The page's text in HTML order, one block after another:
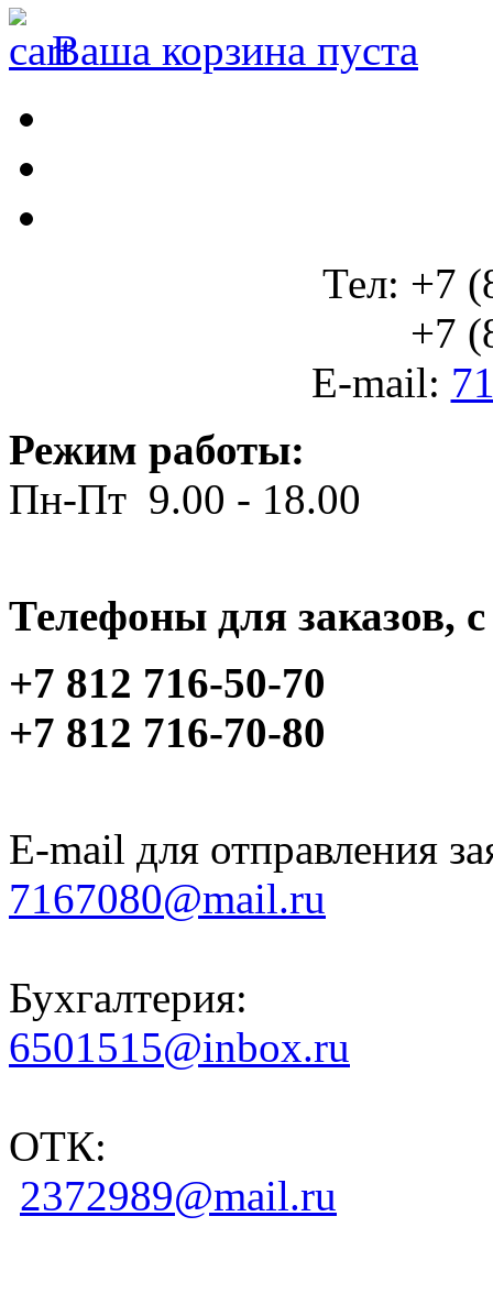
Ваша корзина пуста
Тел: +7
+7
E-mail:
Режим работы:
Пн-Пт 9.00 - 18.00
Телефоны для заказов,
+7 812 716-50-70
+7 812 716-70-80
E-mail для отправления
7167080@mail.ru
Бухгалтерия:
6501515@inbox.ru
ОТК:
2372989@mail.ru